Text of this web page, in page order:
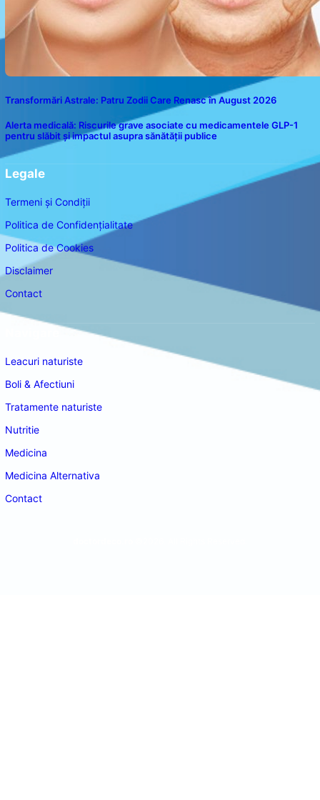
Transformări Astrale: Patru Zodii Care Renasc în August 2026
Alerta medicală: Riscurile grave asociate cu medicamentele GLP-1
pentru slăbit și impactul asupra sănătății publice
Legale
Termeni și Condiții
Politica de Confidențialitate
Politica de Cookies
Disclaimer
Contact
Leacuri naturiste
Boli & Afectiuni
Tratamente naturiste
Nutritie
Medicina
Medicina Alternativa
Contact